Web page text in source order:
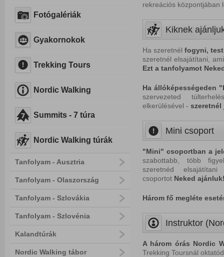
Fotógalériák
Gyakornokok
Trekking Tours
Nordic Walking
Summits - 7 túra
Nordic Walking túrák
Tanfolyam - Ausztria
Tanfolyam - Olaszország
Tanfolyam - Szlovákia
Tanfolyam - Szlovénia
Kalandtúrák
Nordic Walking tábor
rekreációs központjában
Kiknek
Ha szeretnél fogyni,
szeretnél elsajátítani,
Ezt a tanfolyamot
Ha állóképességeden
szervezeted
elkerülésével -
Mini csoport
"Mini" csoportban a
szabottabb, több
szeretnéd
csoportot Neked
Három fő megléte
Instruktor
A három órás Nordic
Trekking Toursnál